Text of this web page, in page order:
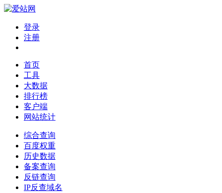
登录
注册
首页
工具
大数据
排行榜
客户端
网站统计
综合查询
百度权重
历史数据
备案查询
反链查询
IP反查域名